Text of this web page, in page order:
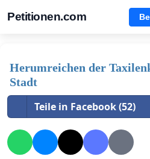
Petitionen.com
Herumreichen der
Stadt
Teile in Facebook (52)